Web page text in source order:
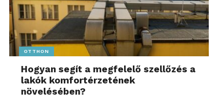
OTTHON
Hogyan segít a megfelelő szellőzés a
lakók komfortérzetének
növelésében?